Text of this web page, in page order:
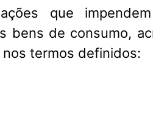
que
bens de consumo,
termos definidos: